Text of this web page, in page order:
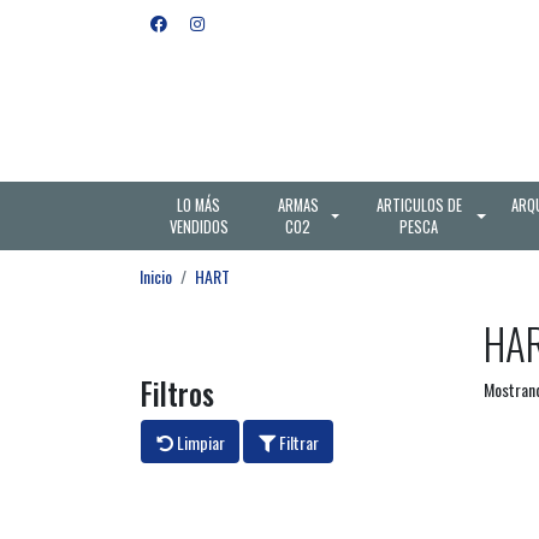
LO MÁS
VENDIDOS
ARMAS
CO2
ARTICULOS DE
PESCA
Inicio HART
Filtros
Limpiar Filtrar